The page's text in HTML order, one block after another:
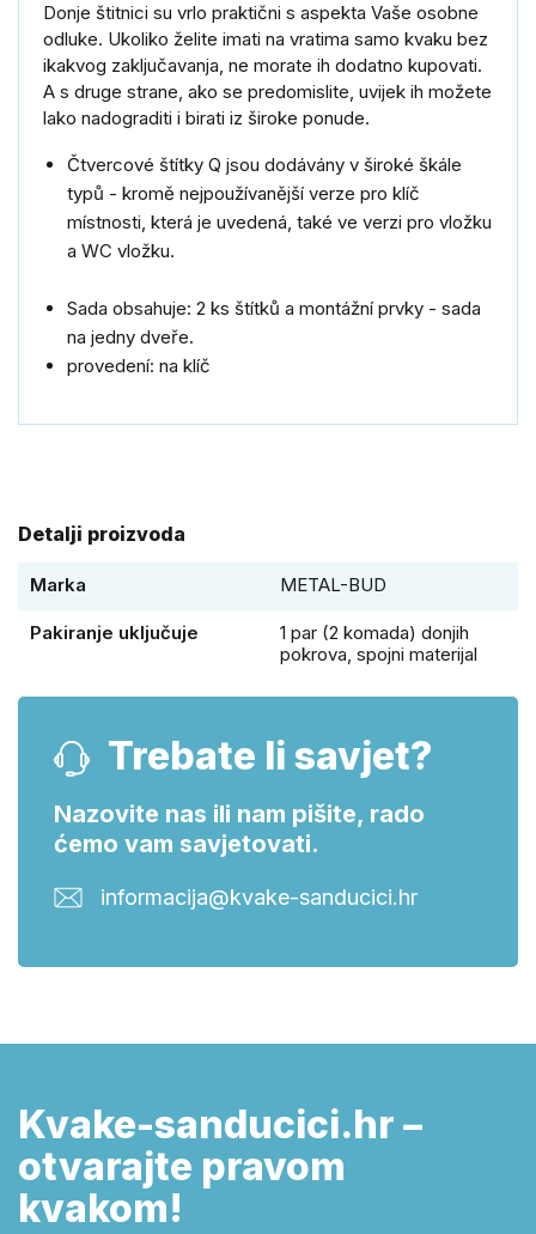
Donje štitnici su vrlo praktični s aspekta Vaše osobne
odluke. Ukoliko želite imati na vratima samo kvaku bez
ikakvog zaključavanja, ne morate ih dodatno kupovati.
A s druge strane, ako se predomislite, uvijek ih možete
lako nadograditi i birati iz široke ponude.
Čtvercové štítky Q jsou dodávány v široké škále
typů - kromě nejpoužívanější verze pro klíč
místnosti, která je uvedená, také ve verzi pro vložku
a WC vložku.
Sada obsahuje: 2 ks štítků a montážní prvky - sada
na jedny dveře.
provedení: na klíč
Detalji proizvoda
Marka METAL-BUD
Pakiranje uključuje
1 par (2 komada) donjih
pokrova, spojni materijal
Trebate li savjet?
Nazovite nas ili nam pišite, rado
ćemo vam savjetovati.
informacija@kvake-sanducici.hr
Kvake-sanducici.hr –
otvarajte pravom
kvakom!